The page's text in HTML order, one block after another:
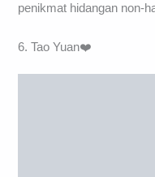
penikmat hidangan non-
6. Tao Yuan❤️